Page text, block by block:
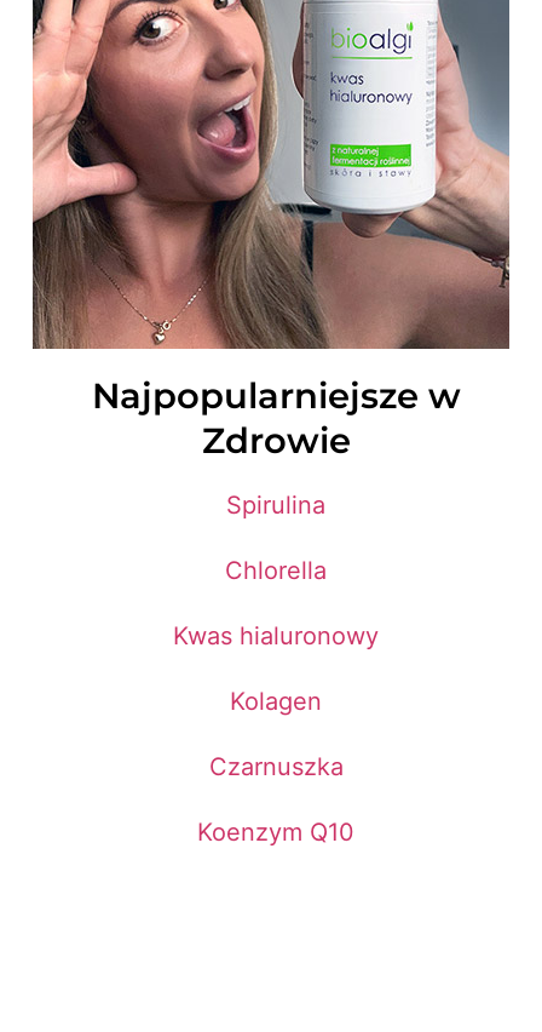
Najpopularniejsze w
Zdrowie
Spirulina
Chlorella
Kwas hialuronowy
Kolagen
Czarnuszka
Koenzym Q10